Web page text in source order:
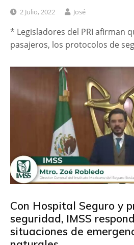
2 Julio, 2022 José
* Legisladores del PRI afirman
pasajeros, los protocolos de
Con Hospital Seguro y
seguridad, IMSS
situaciones de